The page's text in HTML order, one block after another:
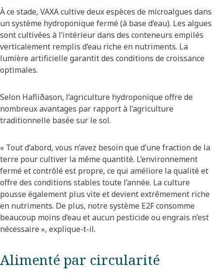
À ce stade, VAXA cultive deux espèces de microalgues dans
un système hydroponique fermé (à base d’eau). Les algues
sont cultivées à l’intérieur dans des conteneurs empilés
verticalement remplis d’eau riche en nutriments. La
lumière artificielle garantit des conditions de croissance
optimales.
Selon Hafliðason, l’agriculture hydroponique offre de
nombreux avantages par rapport à l’agriculture
traditionnelle basée sur le sol.
« Tout d’abord, vous n’avez besoin que d’une fraction de la
terre pour cultiver la même quantité. L’environnement
fermé et contrôlé est propre, ce qui améliore la qualité et
offre des conditions stables toute l’année. La culture
pousse également plus vite et devient extrêmement riche
en nutriments. De plus, notre système E2F consomme
beaucoup moins d’eau et aucun pesticide ou engrais n’est
nécessaire », explique-t-il.
Alimenté par circularité